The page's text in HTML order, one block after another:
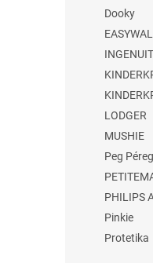
Dooky
LODGER
MUSHIE
Peg
PHILIPS
Pinkie
Protetika